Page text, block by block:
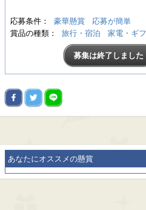
応募条件： 豪華懸賞
応募が簡単
賞品の種類：
旅行・宿泊 家電・ギ
募集は終了しました
あなたにオススメの懸賞